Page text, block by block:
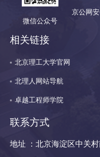
微信公众号
京公网
相关链接
北京理工大学官网
北理人网站导航
卓越工程师学院
联系方式
地址 ：北京海淀区中关